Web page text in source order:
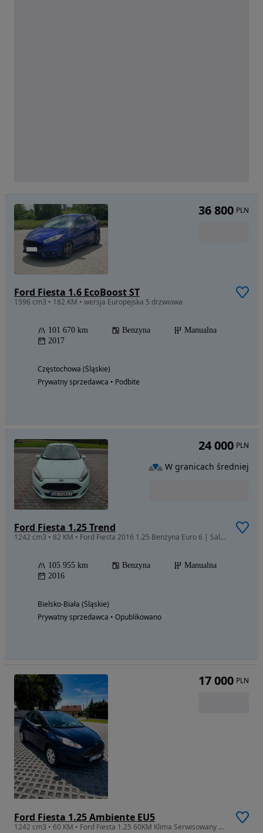
Ford Fiesta 1.6 EcoBoost ST
1596 cm3 • 182 KM • wersja Europejska 5 drzwiowa
101 670 km Benzyna
Manualna
2017
Częstochowa (Śląskie)
Prywatny sprzedawca • Podbite
36 800 PLN
Ford Fiesta 1.25 Trend
1242 cm3 • 82 KM • Ford Fiesta 2016 1.25 Benzyna Euro 6 | Salon PL | 2 komplety opon
105 955 km Benzyna
Manualna
2016
Bielsko-Biała (Śląskie)
Prywatny sprzedawca • Opublikowano
24 000 PLN
W granicach średniej
Ford Fiesta 1.25 Ambiente EU5
1242 cm3 • 60 KM • Ford Fiesta 1.25 60KM Klima Serwisowany ASO Stan BDB
17 000 PLN